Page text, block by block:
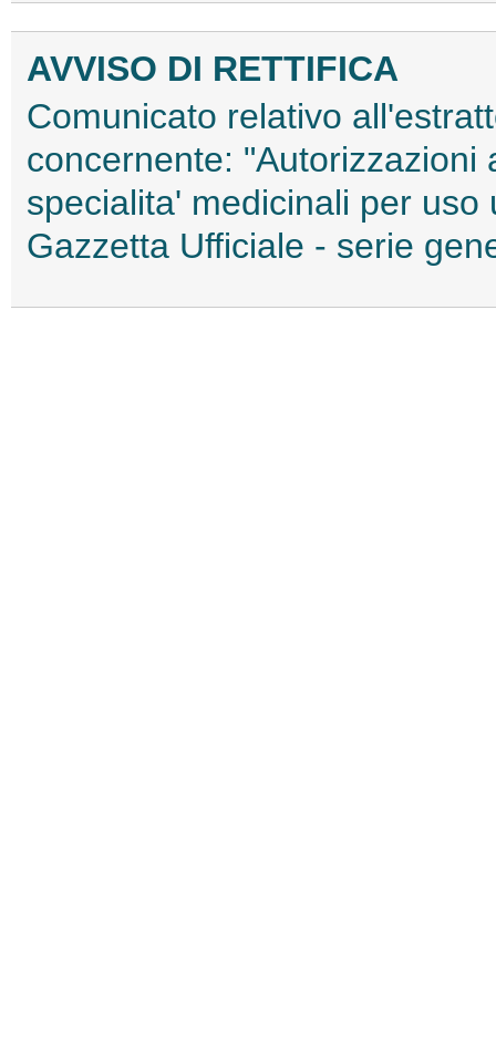
AVVISO DI RETTIFICA
Comunicato relativo
concernente:
specialita' medicinali per
Gazzetta Ufficiale - serie